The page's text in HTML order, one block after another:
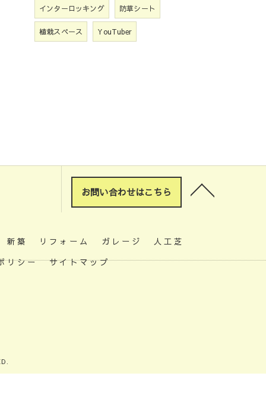
インターロッキング 防草シート
植栽スペース YouTuber
お問い合わせはこちら
新築 リフォーム ガレージ
人工芝
リシー サイトマップ